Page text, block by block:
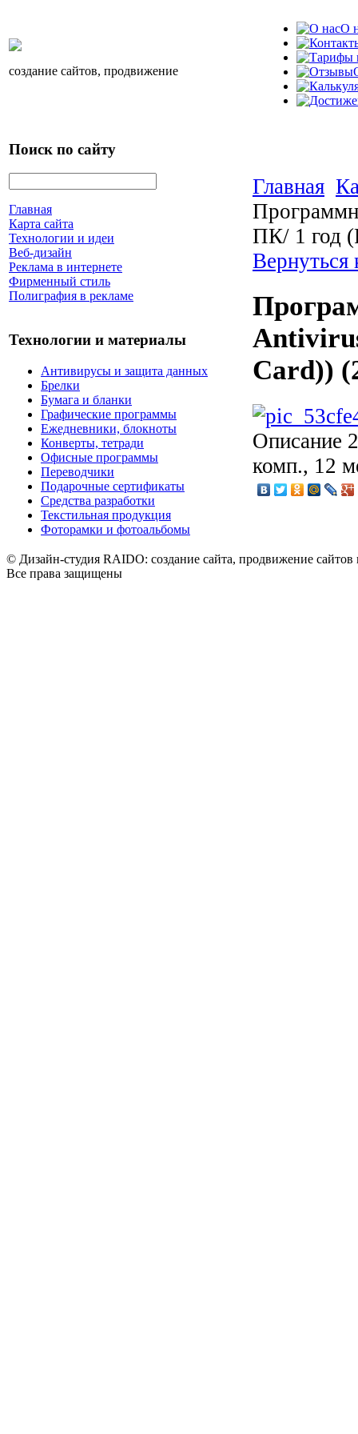
создание сайтов, продвижение
О
Поиск по сайту
Главная
Карта сайта
Технологии и идеи
Веб-дизайн
Реклама в интернете
Фирменный стиль
Полиграфия в рекламе
Технологии и материалы
Антивирусы и защита данных
Брелки
Бумага и бланки
Графические программы
Ежедневники, блокноты
Конверты, тетради
Офисные программы
Переводчики
Подарочные сертификаты
Средства разработки
Текстильная продукция
Фоторамки и фотоальбомы
Главная
ПК/ 1 год
Card))
Описание
комп., 12
© Дизайн-студия RAIDO: создание сайта, продвижение сайтов
Все права защищены